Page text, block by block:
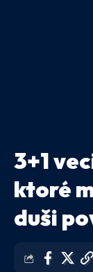
3+1
ktoré
duši